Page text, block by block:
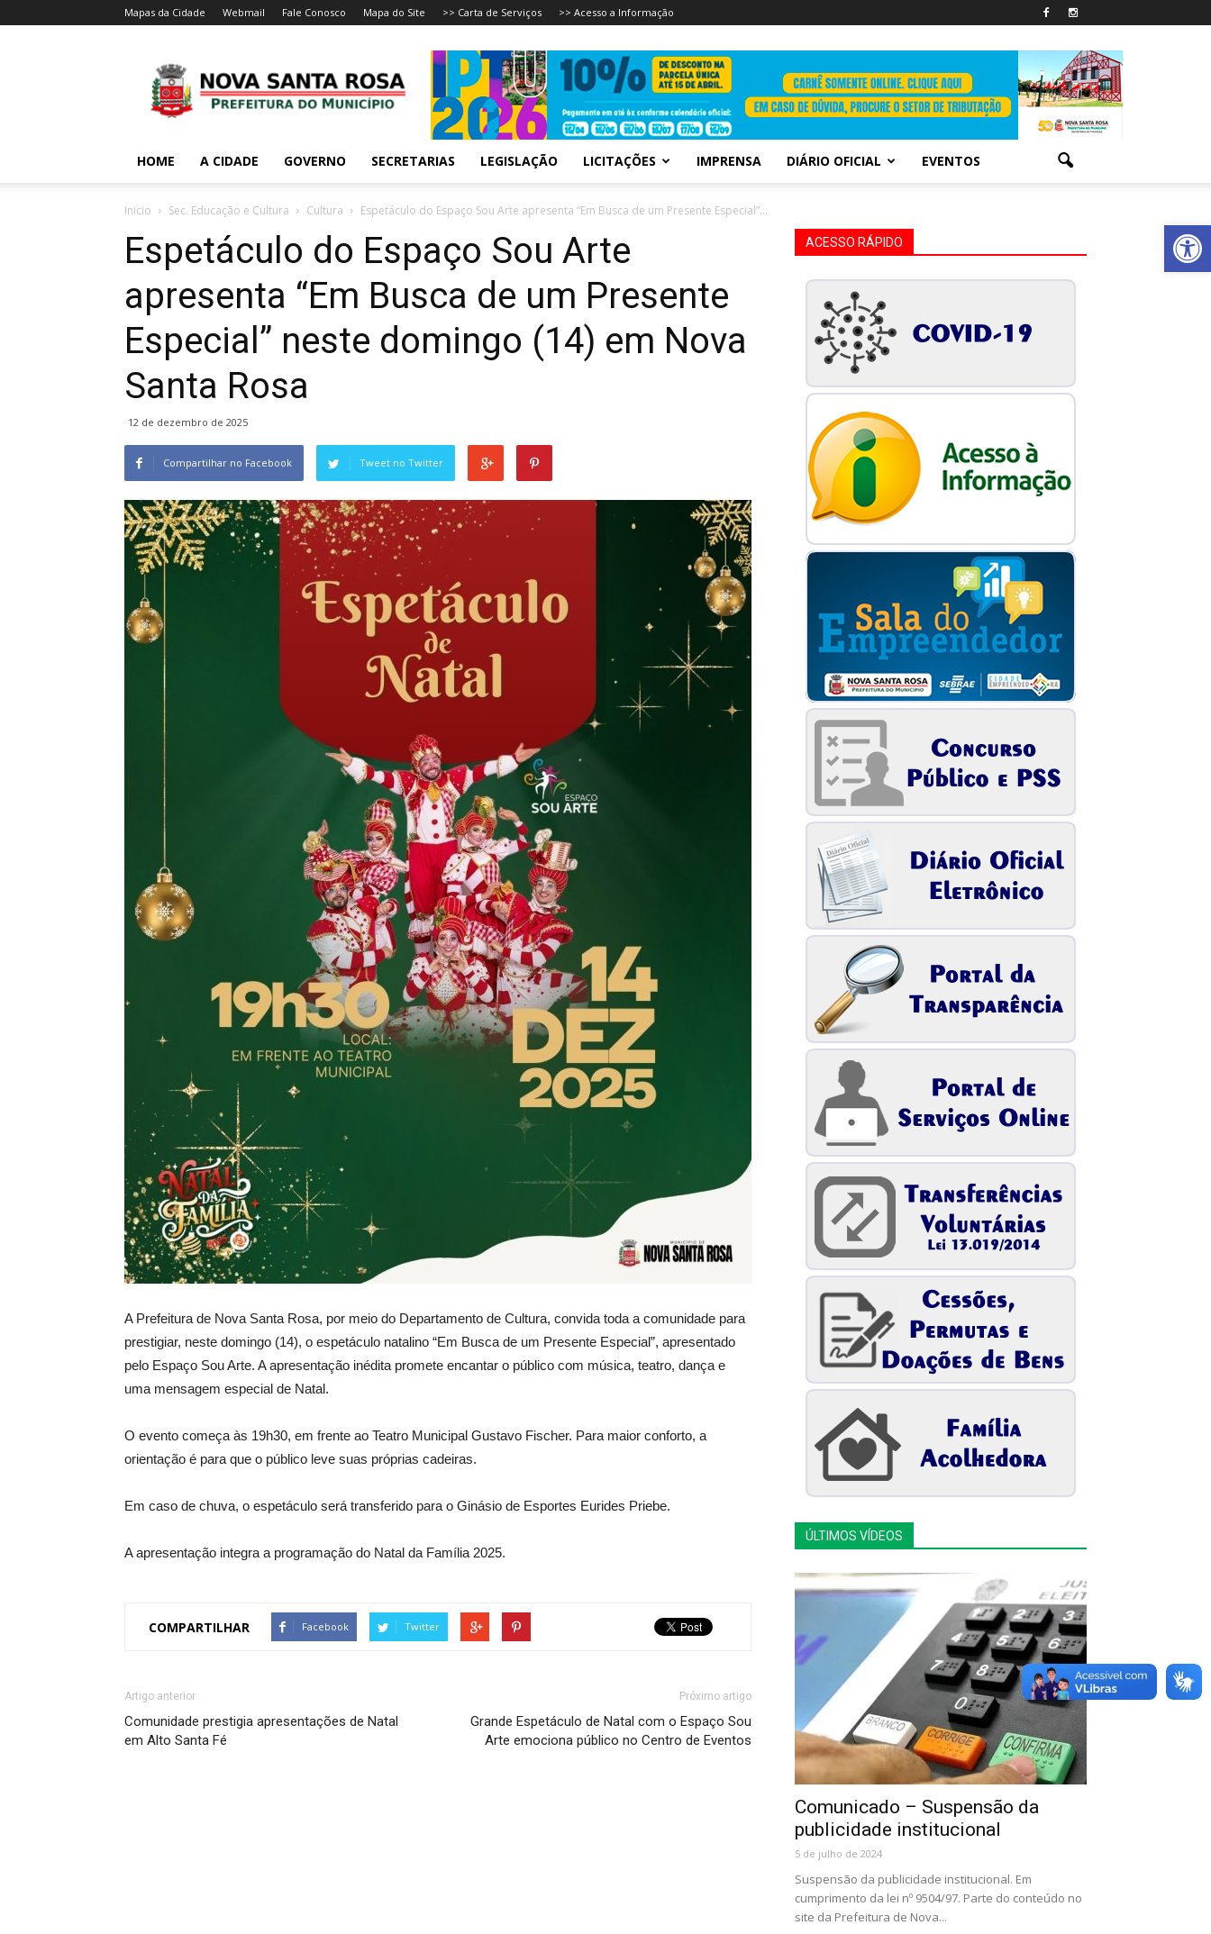
Abrir
Mapas da Cidade Webmail Fale Conosco Mapa do Site >> Carta de Serviços >> Acesso a Informação
HOME A CIDADE GOVERNO SECRETARIAS LEGISLAÇÃO LICITAÇÕES IMPRENSA DIÁRIO OFICIAL EVENTOS
Inicio Sec. Educação e Cultura Cultura Espetáculo do Espaço Sou Arte apresenta “Em Busca de um Presente Especial”...
Espetáculo do Espaço Sou Arte
apresenta “Em Busca de um Presente
Especial” neste domingo (14) em Nova
Santa Rosa
12 de dezembro de 2025
Compartilhar no Facebook Tweet no Twitter
A Prefeitura de Nova Santa Rosa, por meio do Departamento de Cultura, convida toda a comunidade para
prestigiar, neste domingo (14), o espetáculo natalino “Em Busca de um Presente Especial”, apresentado
pelo Espaço Sou Arte. A apresentação inédita promete encantar o público com música, teatro, dança e
uma mensagem especial de Natal.
O evento começa às 19h30, em frente ao Teatro Municipal Gustavo Fischer. Para maior conforto, a
orientação é para que o público leve suas próprias cadeiras.
Em caso de chuva, o espetáculo será transferido para o Ginásio de Esportes Eurides Priebe.
A apresentação integra a programação do Natal da Família 2025.
COMPARTILHAR Facebook Twitter
Artigo anterior
Comunidade prestigia apresentações de Natal
em Alto Santa Fé
Próximo artigo
Grande Espetáculo de Natal com o Espaço Sou
Arte emociona público no Centro de Eventos
ACESSO RÁPIDO
ÚLTIMOS VÍDEOS
Comunicado – Suspensão da
publicidade institucional
5 de julho de 2024
Suspensão da publicidade institucional. Em
cumprimento da lei nº 9504/97. Parte do conteúdo no
site da Prefeitura de Nova...